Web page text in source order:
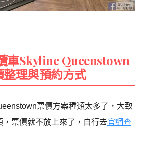
車Skyline Queenstown
整理與預約方式
票價方案種類太多了，大致
，票價就不放上來了，自行去官網查